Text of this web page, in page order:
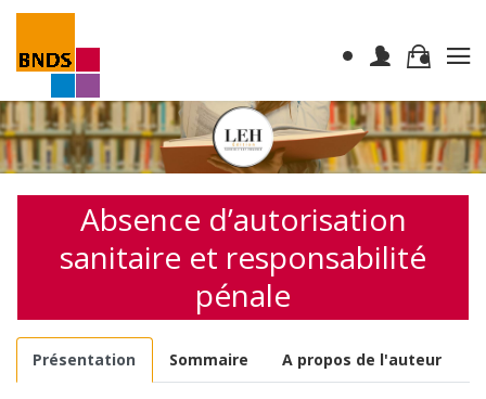
Absence d’autorisation
sanitaire et responsabilité
pénale
Présentation Sommaire A propos de l'auteur